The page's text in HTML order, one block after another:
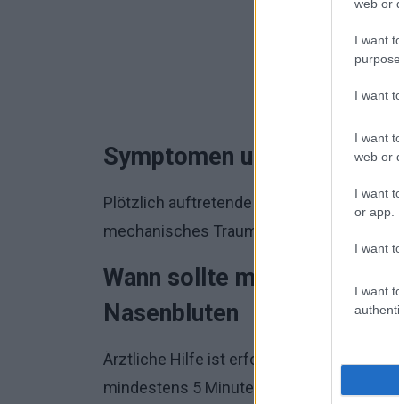
web or
I want
I want
I want
web or
I want
or app.
I want
I want
Symptomen und ablauf
Plötzlich auftretende Blutungen aus
mechanisches Trauma vorausgeht.
Wann sollte man zum arzt
Nasenbluten
Ärztliche Hilfe ist erforderlich, wenn die
mindestens 5 Minuten nicht aufhört.